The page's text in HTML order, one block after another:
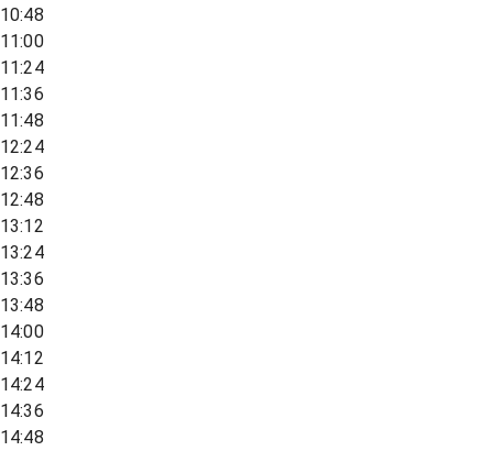
10:48
11:00
11:24
11:36
11:48
12:24
12:36
12:48
13:12
13:24
13:36
13:48
14:00
14:12
14:24
14:36
14:48